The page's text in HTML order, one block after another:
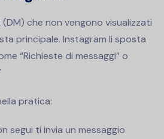
che non vengono visualizzati
principale. Instagram li sposta
“Richieste di messaggi” o
pratica:
segui ti invia un messaggio